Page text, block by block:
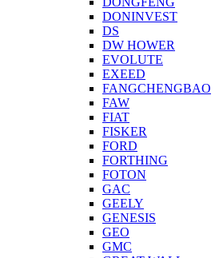
DONINVEST
DS
DW HOWER
EVOLUTE
EXEED
FANGCHENGBAO
FAW
FIAT
FISKER
FORD
FORTHING
FOTON
GAC
GEELY
GENESIS
GEO
GMC